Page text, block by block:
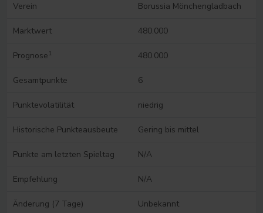
Verein Borussia Mönchengladbach
Marktwert 480.000
Prognose 1 480.000
Gesamtpunkte 6
Punktevolatilität niedrig
Historische Punkteausbeute Gering bis mittel
Punkte am letzten Spieltag N/A
Empfehlung N/A
Änderung (7 Tage) Unbekannt